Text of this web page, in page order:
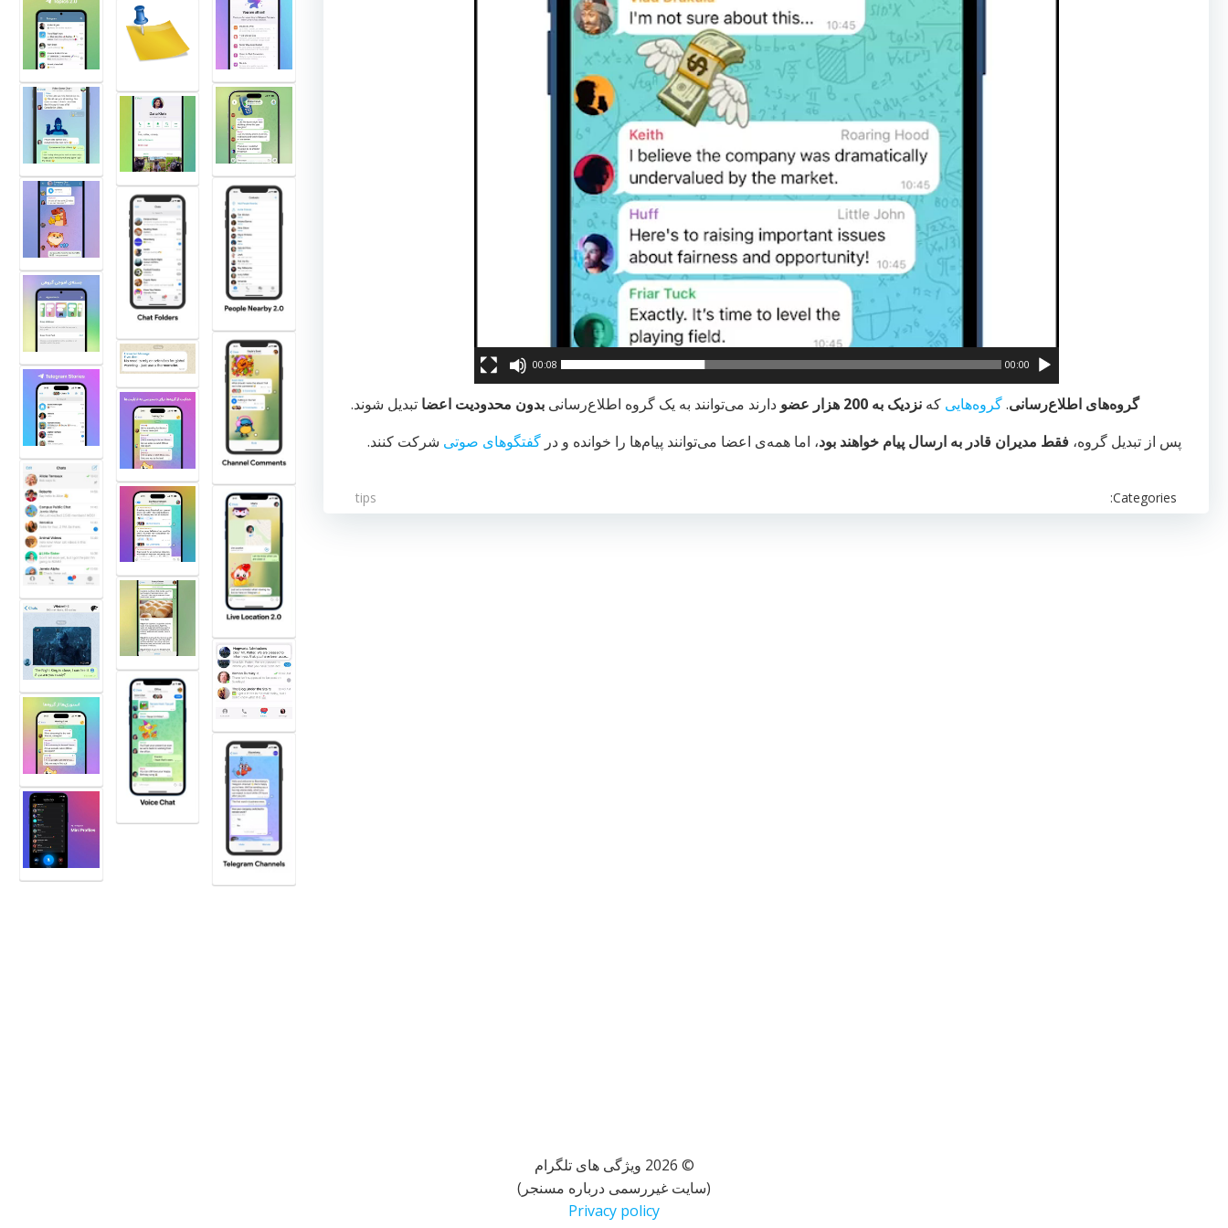
00:00
00:08
گروه‌های اطلاع‌رسانی.گروه‌هایی که نزدیک به 200 هزار عضو دارند می‌توانند به یک گروه اطلاع‌رسانی بدون محدودیت اعضا تبدیل شوند.
پس از تبدیل گروه، فقط مدیران قادر به ارسال پیام خواهند بود، اما همه‌ی اعضا می‌توانند پیام‌ها را خوانده و در گفتگوهای صوتی شرکت کنند.
Categories:
tips
© 2026 ویژگی های تلگرام
(سایت غیررسمی درباره مسنجر)
Privacy policy